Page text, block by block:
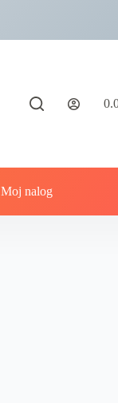
Moj nalog